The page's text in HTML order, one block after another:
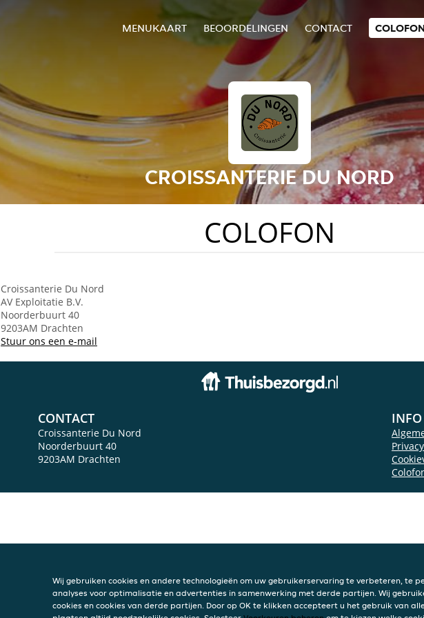
MENUKAART BEOORDELINGEN CONTACT
CROISSANTERIE DU NORD
COLOFON
Croissanterie Du Nord
AV Exploitatie B.V.
Noorderbuurt 40
9203AM Drachten
Stuur ons een e-mail
CONTACT
Croissanterie Du Nord
Noorderbuurt 40
9203AM Drachten
INFO
Wij gebruiken cookies en andere technologieën om uw gebruikerservaring te verbeteren, te
analyses voor optimalisatie en advertenties in samenwerking met derde partijen. Wij
cookies en cookies van derde partijen. Door op OK te klikken accepteert u het gebruik van